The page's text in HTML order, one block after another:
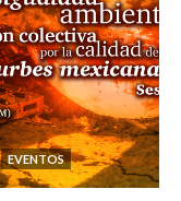
EVENTOS